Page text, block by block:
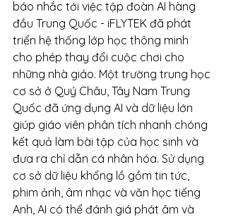
báo nhắc tới việc tập đoàn AI hàng
đầu Trung Quốc - iFLYTEK đã phát
triển hệ thống lớp học thông minh
cho phép thay đổi cuộc chơi cho
những nhà giáo. Một trường trung học
cơ sở ở Quý Châu, Tây Nam Trung
Quốc đã ứng dụng AI và dữ liệu lớn
giúp giáo viên phân tích nhanh chóng
kết quả làm bài tập của học sinh và
đưa ra chỉ dẫn cá nhân hóa. Sử dụng
cơ sở dữ liệu khổng lồ gồm tin tức,
phim ảnh, âm nhạc và văn học tiếng
Anh, AI có thể đánh giá phát âm và